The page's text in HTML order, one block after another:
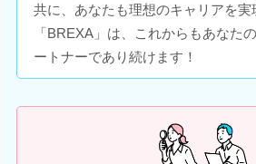
共に、あなたも理想のキャリアを実
「BREXA」は、これからもあなた
ートナーであり続けます！